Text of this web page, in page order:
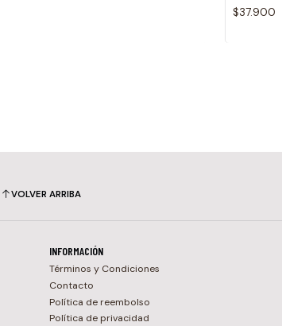
$37.900
VOLVER ARRIBA
INFORMACIÓN
Términos y Condiciones
Contacto
Política de reembolso
Política de privacidad